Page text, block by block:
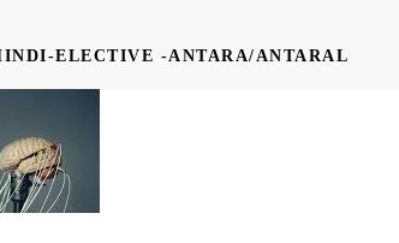
ELECTIVE -ANTARA/ANTARAL